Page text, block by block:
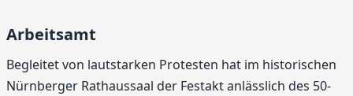
Arbeitsamt
Begleitet von lautstarken Protesten hat im historischen
Nürnberger Rathaussaal der Festakt anlässlich des 50-